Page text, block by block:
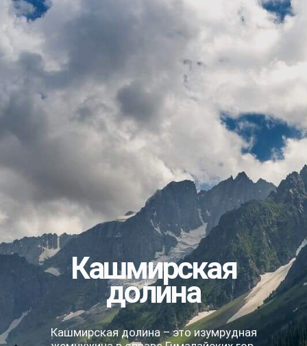
Знакомство с Дели
Прибытие в Дели! По желанию, можно
посвятить день осмотру
достопримечательностей: величественного
Красного Форта, умиротворяющих Садов
новые
мотоциклы
входит в цену